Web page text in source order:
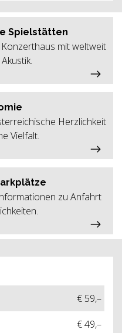
€ 59,–
€ 49,–
Spielstätten
mit weltweit
Herzlichkeit
Vielfalt.
zu Anfahrt